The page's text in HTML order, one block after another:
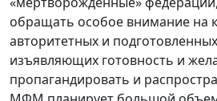
обращать особое внимание на
авторитетных и
изъявляющих готовность и
пропагандировать и